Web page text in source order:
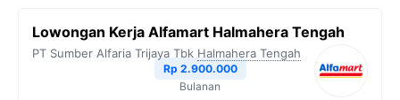
Lowongan Kerja Alfamart Halmahera Tengah
PT Sumber Alfaria Trijaya Tbk Halmahera Tengah
Rp 2.900.000
Bulanan